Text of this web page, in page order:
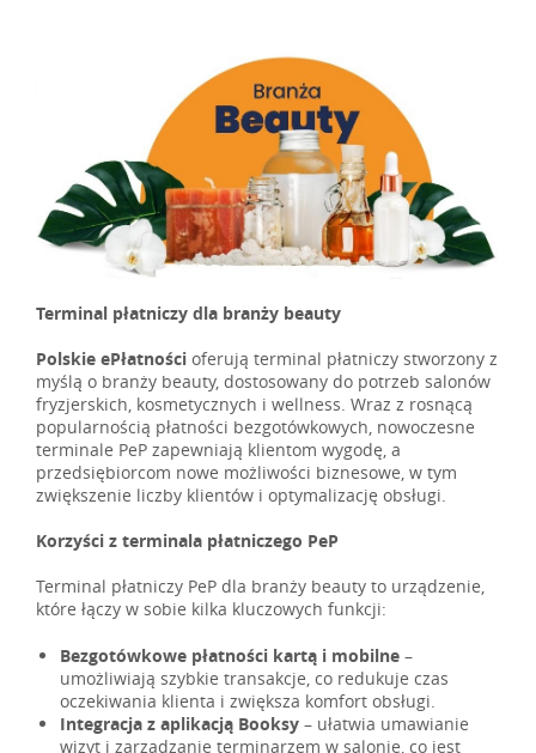
Terminal płatniczy dla branży beauty
Polskie ePłatności oferują terminal płatniczy stworzony z
myślą o branży beauty, dostosowany do potrzeb salonów
fryzjerskich, kosmetycznych i wellness. Wraz z rosnącą
popularnością płatności bezgotówkowych, nowoczesne
terminale PeP zapewniają klientom wygodę, a
przedsiębiorcom nowe możliwości biznesowe, w tym
zwiększenie liczby klientów i optymalizację obsługi.
Korzyści z terminala płatniczego PeP
Terminal płatniczy PeP dla branży beauty to urządzenie,
które łączy w sobie kilka kluczowych funkcji:
Bezgotówkowe płatności kartą i mobilne –
umożliwiają szybkie transakcje, co redukuje czas
oczekiwania klienta i zwiększa komfort obsługi.
Integracja z aplikacją Booksy – ułatwia umawianie
wizyt i zarządzanie terminarzem w salonie, co jest